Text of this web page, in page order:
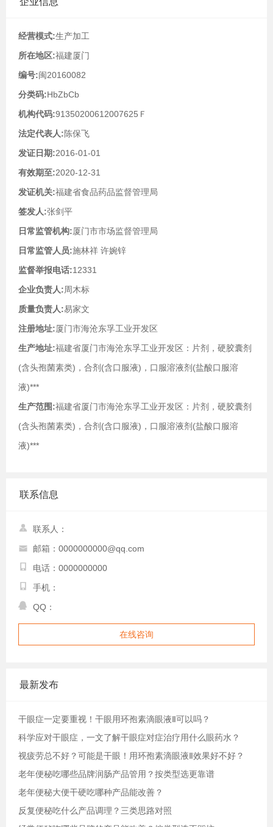
经营模式:生产加工
所在地区:福建厦门
编号:闽20160082
分类码:HbZbCb
机构代码:91350200612007625Ｆ
法定代表人:陈保飞
发证日期:2016-01-01
有效期至:2020-12-31
发证机关:福建省食品药品监督管理局
签发人:张剑平
日常监管机构:厦门市市场监督管理局
日常监管人员:施林祥 许婉锌
监督举报电话:12331
企业负责人: 周木标
质量负责人:易家文
注册地址:厦门市海沧东孚工业开发区
生产地址:福建省厦门市海沧东孚工业开发区：片剂，硬胶囊剂
(含头孢菌素类)，合剂(含口服液)，口服溶液剂(盐酸口服溶
液)***
生产范围:福建省厦门市海沧东孚工业开发区：片剂，硬胶囊剂
(含头孢菌素类)，合剂(含口服液)，口服溶液剂(盐酸口服溶
液)***
联系信息
联系人：
邮箱：0000000000@qq.com
电话：0000000000
手机：
QQ：
在线咨询
最新发布
干眼症一定要重视！干眼用环孢素滴眼液Ⅱ可以吗？
科学应对干眼症，一文了解干眼症对症治疗用什么眼药水？
视疲劳总不好？可能是干眼！用环孢素滴眼液Ⅱ效果好不好？
老年便秘吃哪些品牌润肠产品管用？按类型选更靠谱
老年便秘大便干硬吃哪种产品能改善？
反复便秘吃什么产品调理？三类思路对照